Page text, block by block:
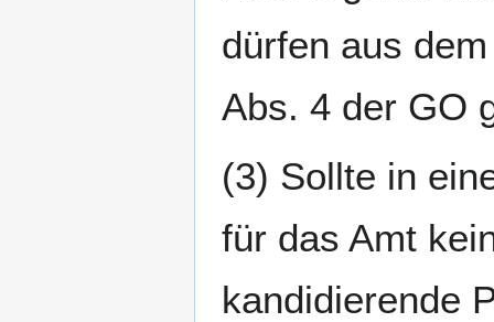
dürfen aus
Abs. 4 der GO
(3) Sollte in
für das Amt
kandidierende